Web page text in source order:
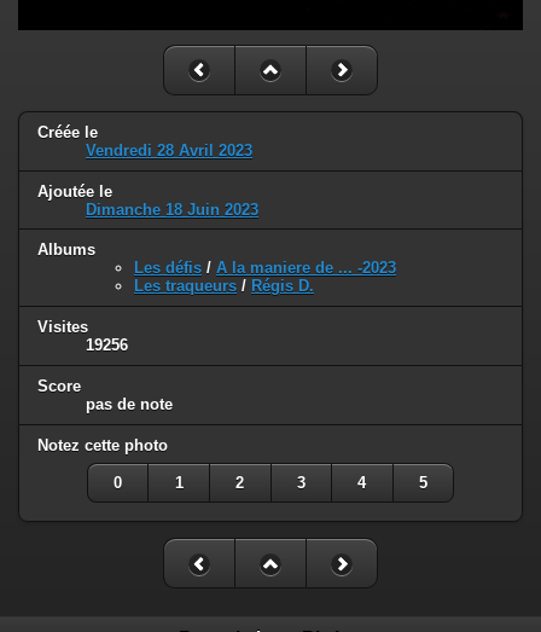
Créée le
Vendredi 28 Avril 2023
Ajoutée le
Dimanche 18 Juin 2023
Albums
Les défis / A la maniere de ... -2023
Les traqueurs / Régis D.
Visites
19256
Score
pas de note
Notez cette photo
0 1 2 3 4 5